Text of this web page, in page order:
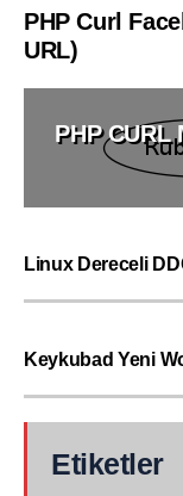
PHP Curl
URL)
PHP CURL
Linux Dereceli
Keykubad Yeni
Etiketler